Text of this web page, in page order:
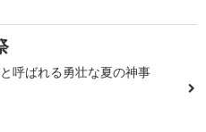
呼ばれる勇壮な夏の神事